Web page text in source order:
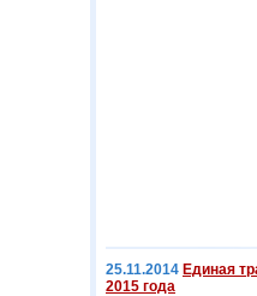
25.11.2014 Единая
2015 года